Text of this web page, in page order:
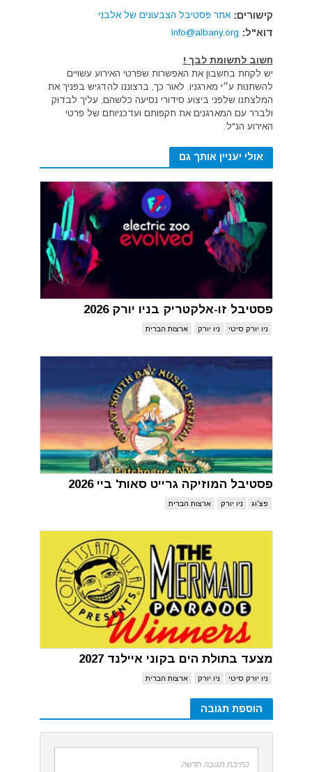
קישורים: אתר פסטיבל הצבעונים של אלבני
דוא"ל: info@albany.org
חשוב לתשומת לבך !
יש לקחת בחשבון את האפשרות שפרטי האירוע עשויים
להשתנות ע״י מארגניו. לאור כך, ברצוננו להדגיש בפניך את
המלצתנו שלפני ביצוע סידורי נסיעה כלשהם, עליך לבדוק
ולברר עם המארגנים את תקפותם ועדכניותם של פרטי
האירוע הנ"ל.
אולי יעניין אותך גם
פסטיבל זו-אלקטריק בניו יורק 2026
ניו יורק סיטי ניו יורק ארצות הברית
פסטיבל המוזיקה גרייט סאות' ביי 2026
פצ'וג ניו יורק ארצות הברית
מצעד בתולת הים בקוני איילנד 2027
ניו יורק סיטי ניו יורק ארצות הברית
הוספת תגובה
כתיבת תגובה חדשה